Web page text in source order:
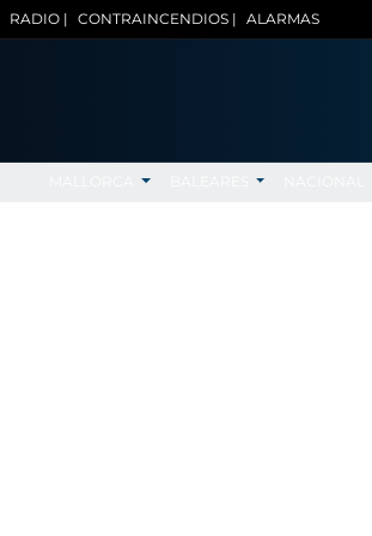
RADIO | CONTRAINCENDIOS | ALARMAS